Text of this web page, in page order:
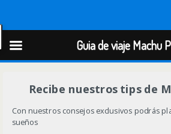
Guia de viaje Machu
Recibe nuestros tips de
Con nuestros consejos exclusivos podrás
sueños
Guia de viaje Machu